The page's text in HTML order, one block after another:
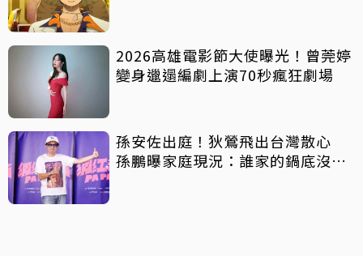
2026高雄電影節大使曝光！曾莞婷
變身邋遢編劇上演70秒瘋狂劇場
孫安佐出庭！狄鶯飛出台灣散心
孫鵬曝家庭現況：誰家的鍋底沒有